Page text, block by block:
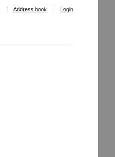
Address book Login